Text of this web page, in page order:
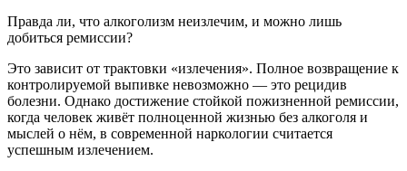
Правда ли, что алкоголизм неизлечим, и можно лишь
добиться ремиссии?
Это зависит от трактовки «излечения». Полное возвращение к
контролируемой выпивке невозможно — это рецидив
болезни. Однако достижение стойкой пожизненной ремиссии,
когда человек живёт полноценной жизнью без алкоголя и
мыслей о нём, в современной наркологии считается
успешным излечением.